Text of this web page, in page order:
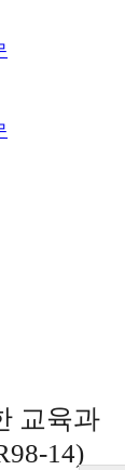
교육과
14)